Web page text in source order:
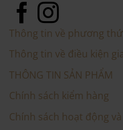
Thông tin về phương
Thông tin về điều kiện
THÔNG TIN SẢN PHẨM
Chính sách kiểm hàng
Chính sách hoạt động